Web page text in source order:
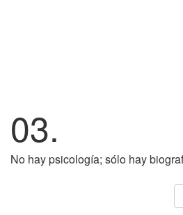
03.
No hay psicología; sólo hay